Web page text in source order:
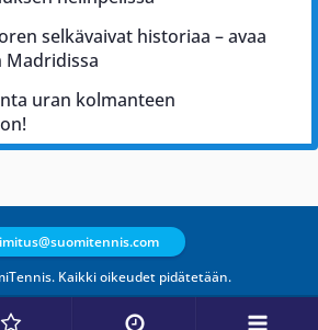
selkävaivat historiaa – avaa
Madridissa
uran kolmanteen
Kaikki oikeudet pidätetään.